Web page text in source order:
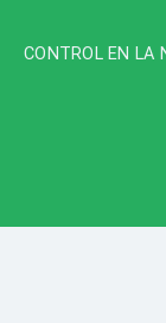
CONTROL EN LA